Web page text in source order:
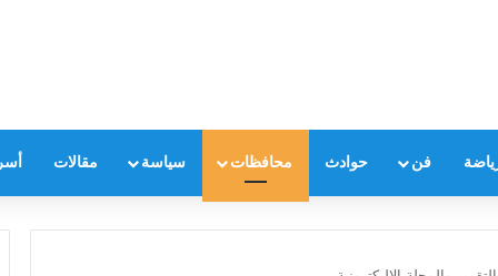
فن حوادث محافظات سياسة مقالات